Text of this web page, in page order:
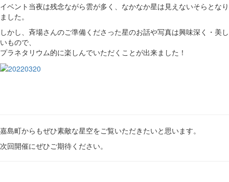
イベント当夜は残念ながら雲が多く、なかなか星は見えないそらとなり
ました。
しかし、斉場さんのご準備くださった星のお話や写真は興味深く・美し
いもので、
プラネタリウム的に楽しんでいただくことが出来ました！
嘉島町からもぜひ素敵な星空をご覧いただきたいと思います。
次回開催にぜひご期待ください。